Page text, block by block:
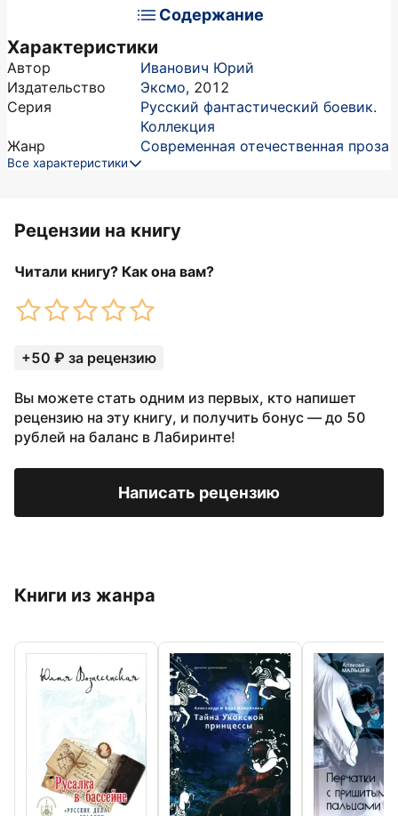
Содержание
Характеристики
Автор
Иванович Юрий
Издательство
Эксмо, 2012
Серия
Русский фантастический боевик.
Коллекция
Жанр
Современная отечественная проза
Все характеристики
Рецензии на книгу
Читали книгу? Как она вам?
+50 ₽ за рецензию
Вы можете стать одним из первых, кто напишет
рецензию на эту книгу, и получить бонус — до 50
рублей на баланс в Лабиринте!
Написать рецензию
Книги из жанра